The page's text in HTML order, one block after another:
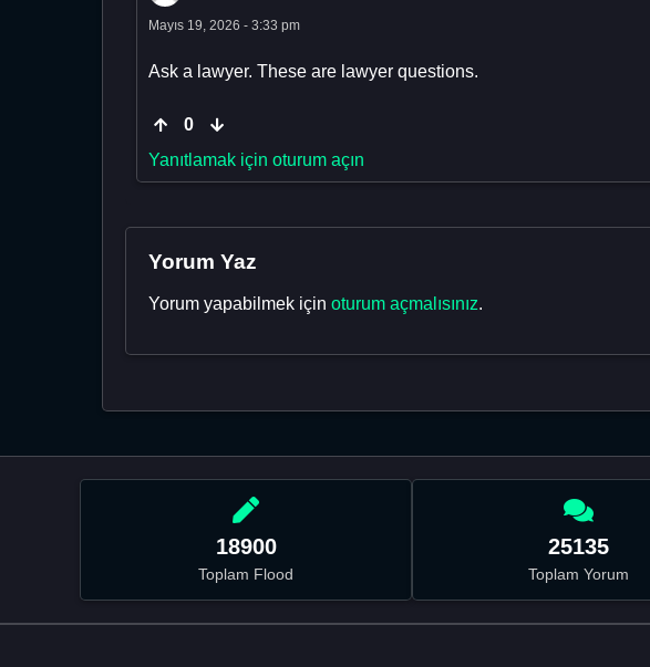
Mayıs 19, 2026 - 3:33 pm
Ask a lawyer. These are lawyer questions.
0
Yanıtlamak için oturum açın
Yorum Yaz
Yorum yapabilmek için oturum açmalısınız.
18900
Toplam Flood
25135
Toplam Yorum